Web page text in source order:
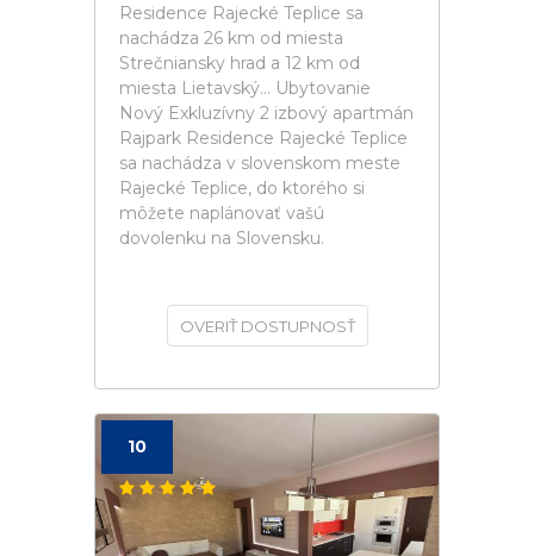
Residence Rajecké Teplice sa
nachádza 26 km od miesta
Strečniansky hrad a 12 km od
miesta Lietavský... Ubytovanie
Nový Exkluzívny 2 izbový apartmán
Rajpark Residence Rajecké Teplice
sa nachádza v slovenskom meste
Rajecké Teplice, do ktorého si
môžete naplánovať vašú
dovolenku na Slovensku.
OVERIŤ DOSTUPNOSŤ
10